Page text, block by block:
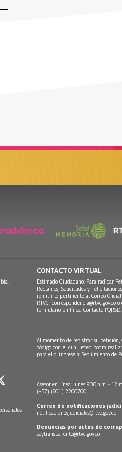
CONTACTO VIRTUAL
Estimado Ciudadano: Para radicar
Reclamos, Solicitudes y
remitir lo pertinente al Correo
RTVC correspondencia@rtvc.gov.co o
formulario en línea: Contacto PQRSD.
Al momento de registrar su petición,
código con el cual usted podrá
para ello, ingrese a: Seguimiento de
Asesor en línea: lunes 9:30 a.m. - 12
(+57) (601) 2200700
Correo de notificaciones
notificacionesjudiciales@rtvc.gov.co
Denuncias por actos de
soytransparente@rtvc.gov.co